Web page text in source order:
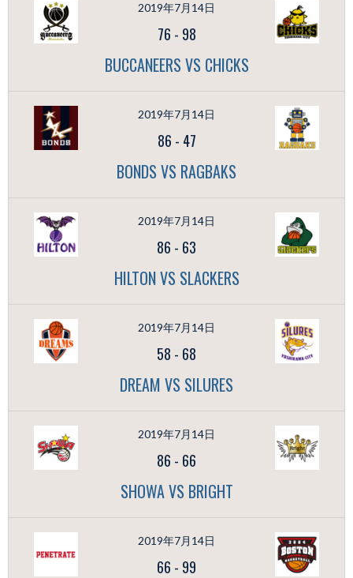
2019年7月14日
76 - 98
BUCCANEERS VS CHICKS
2019年7月14日
86 - 47
BONDS VS RAGBAKS
2019年7月14日
86 - 63
HILTON VS SLACKERS
2019年7月14日
58 - 68
DREAM VS SILURES
2019年7月14日
86 - 66
SHOWA VS BRIGHT
2019年7月14日
66 - 99